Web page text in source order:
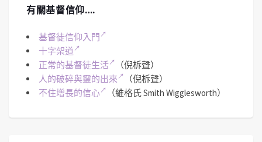
有關基督信仰….
基督徒信仰入門
十字架道
正常的基督徒生活
（倪柝聲）
人的破碎與靈的出來
（倪柝聲）
不住增長的信心
（維格氏 Smith Wigglesworth）